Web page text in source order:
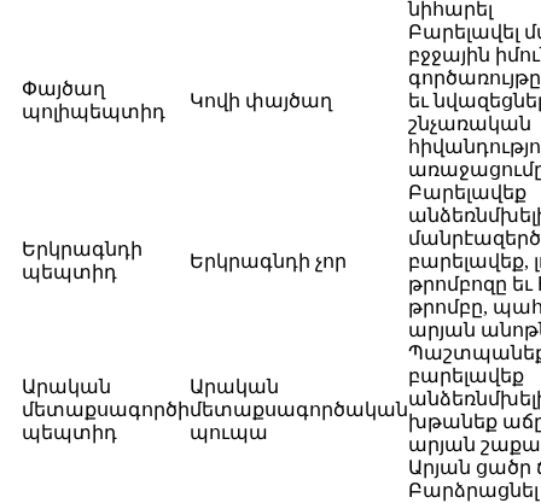
նիհարել
Փայծաղ
պոլիպեպտիդ
Կովի փայծաղ
Բարելավել
բջջային
եւ նվազեցնել
շնչառական
Երկրագնդի
պեպտիդ
Երկրագնդի չոր
Բարելավեք
բարելավեք,
թրոմբոզը
թրոմբը,
արյան
Արական
մետաքսագործի
պեպտիդ
Արական
մետաքսագործական
պուպա
Պաշտպանեք
բարելավեք
խթանեք
արյան
Արյան ցածր
Բարձրացնել